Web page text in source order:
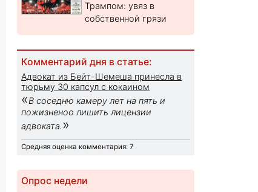
Трампом: увяз в
собственной грязи
Комментарий дня в статье:
Адвокат из Бейт-Шемеша принесла в
тюрьму 30 капсул с кокаином
«В соседню камеру лет на пять и
пожизненоо лишить лицензии
адвоката. »
Средняя оценка комментария: 7
Опрос недели